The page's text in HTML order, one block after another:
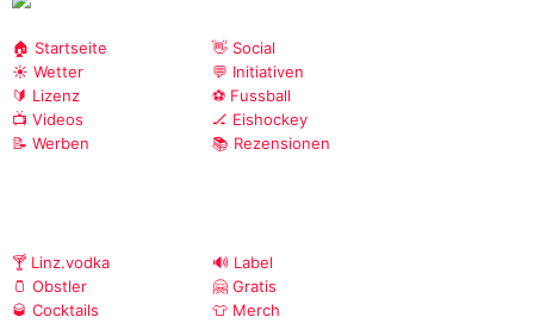
🏠 Startseite
☀️ Wetter
🔰 Lizenz
📺 Videos
📝 Werben
👋 Social
💬 Initiativen
⚽ Fussball
🏒 Eishockey
📚 Rezensionen
🍸 Linz.vodka
🫙 Obstler
🥃 Cocktails
🔊 Label
🤗 Gratis
👕 Merch